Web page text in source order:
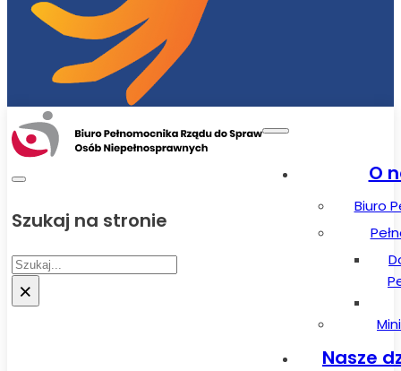
Szukaj na stronie
Szukaj
×
O
Biuro
Nasze